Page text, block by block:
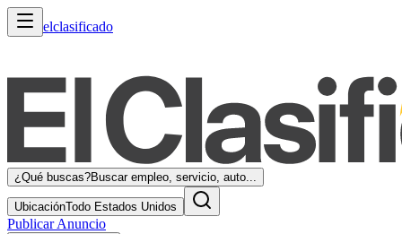
elclasificado
¿Qué buscas?Buscar empleo, servicio, auto...
UbicaciónTodo Estados Unidos
Publicar Anuncio